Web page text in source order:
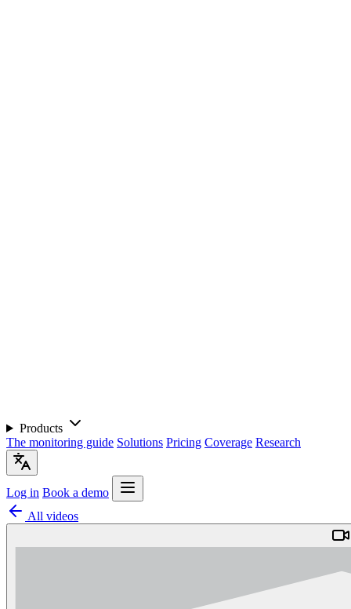
Products
The monitoring guide Solutions Pricing Coverage Research
Log in Book a demo
All videos